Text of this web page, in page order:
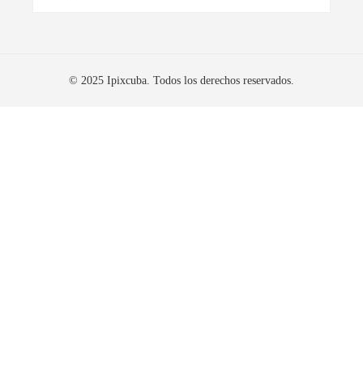
© 2025 Ipixcuba. Todos los derechos reservados.